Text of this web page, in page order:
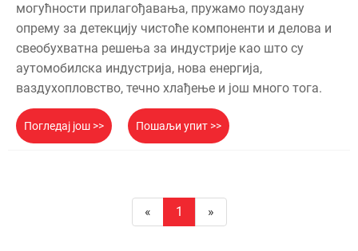
могућности прилагођавања, пружамо поуздану
опрему за детекцију чистоће компоненти и делова и
свеобухватна решења за индустрије као што су
аутомобилска индустрија, нова енергија,
ваздухопловство, течно хлађење и још много тога.
Погледај још >> Пошаљи упит >>
« 1 »